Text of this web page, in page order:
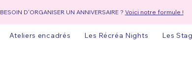
BESOIN D'ORGANISER UN ANNIVERSAIRE ? Voici notre formule !
Ateliers encadrés Les Récréa Nights Les